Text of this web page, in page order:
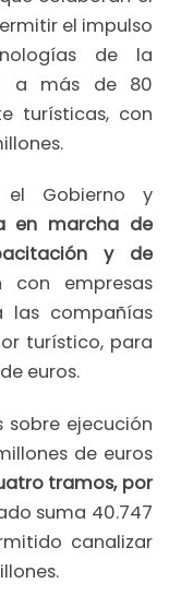
el impulso
de la
a más de 80
turísticas, con
Gobierno y
en marcha de
y de
con empresas
las compañías
turístico, para
euros.
ejecución
de euros
tramos, por
suma 40.747
canalizar